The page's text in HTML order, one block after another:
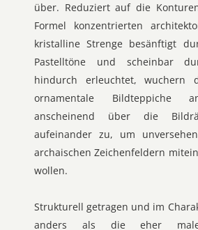
über. Reduziert auf die
Formel konzentrierten
kristalline Strenge besänftigt
Pastelltöne und scheinbar
hindurch erleuchtet, wuchern
ornamentale Bildteppiche
anscheinend über die
aufeinander zu, um
archaischen Zeichenfeldern
wollen.
Strukturell getragen und im
anders als die eher